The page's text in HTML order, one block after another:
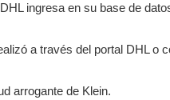
ingresa en su base de
a través del portal DHL o
arrogante de Klein.